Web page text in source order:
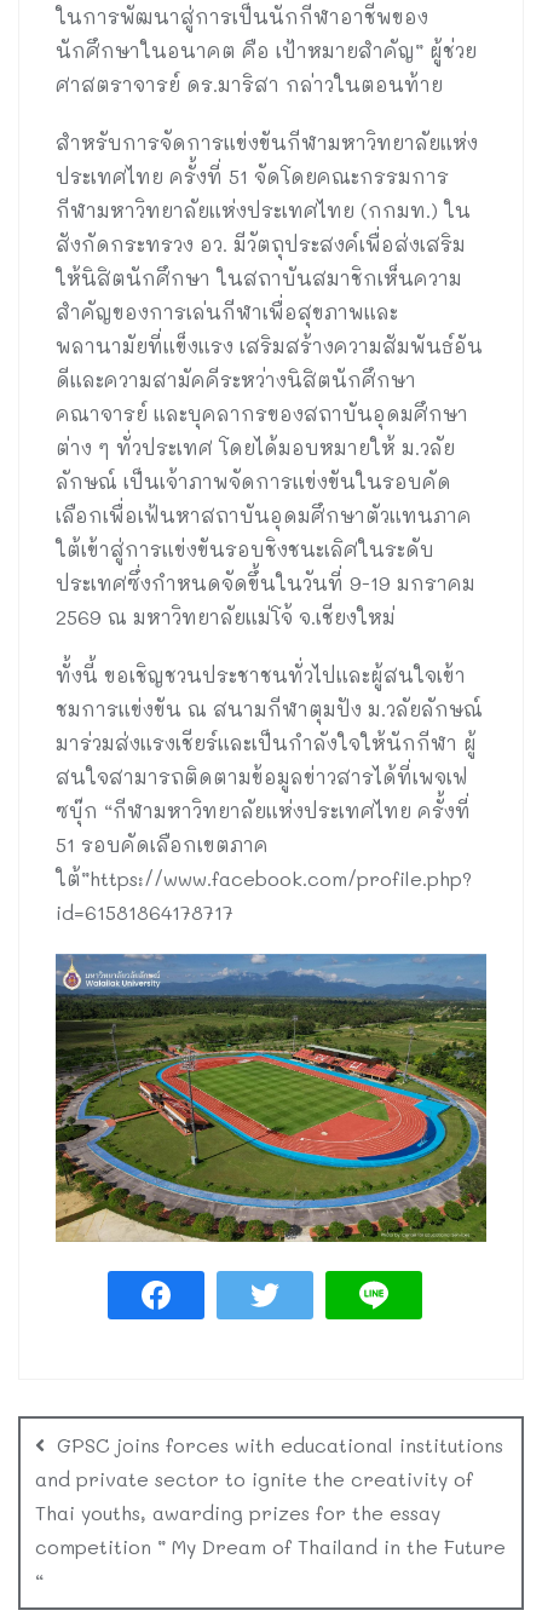
ในการพัฒนาสู่การเป็นนักกีฬาอาชีพของ
นักศึกษาในอนาคต คือ เป้าหมายสำคัญ” ผู้ช่วย
ศาสตราจารย์ ดร.มาริสา กล่าวในตอนท้าย
สำหรับการจัดการแข่งขันกีฬามหาวิทยาลัยแห่ง
ประเทศไทย ครั้งที่ 51 จัดโดยคณะกรรมการ
กีฬามหาวิทยาลัยแห่งประเทศไทย (กกมท.) ใน
สังกัดกระทรวง อว. มีวัตถุประสงค์เพื่อส่งเสริม
ให้นิสิตนักศึกษา ในสถาบันสมาชิกเห็นความ
สำคัญของการเล่นกีฬาเพื่อสุขภาพและ
พลานามัยที่แข็งแรง เสริมสร้างความสัมพันธ์อัน
ดีและความสามัคคีระหว่างนิสิตนักศึกษา
คณาจารย์ และบุคลากรของสถาบันอุดมศึกษา
ต่าง ๆ ทั่วประเทศ โดยได้มอบหมายให้ ม.วลัย
ลักษณ์ เป็นเจ้าภาพจัดการแข่งขันในรอบคัด
เลือกเพื่อเฟ้นหาสถาบันอุดมศึกษาตัวแทนภาค
ใต้เข้าสู่การแข่งขันรอบชิงชนะเลิศในระดับ
ประเทศซึ่งกำหนดจัดขึ้นในวันที่ 9-19 มกราคม
2569 ณ มหาวิทยาลัยแม่โจ้ จ.เชียงใหม่
ทั้งนี้ ขอเชิญชวนประชาชนทั่วไปและผู้สนใจเข้า
ชมการแข่งขัน ณ สนามกีฬาตุมปัง ม.วลัยลักษณ์
มาร่วมส่งแรงเชียร์และเป็นกำลังใจให้นักกีฬา ผู้
สนใจสามารถติดตามข้อมูลข่าวสารได้ที่เพจเฟ
ซบุ๊ก “กีฬามหาวิทยาลัยแห่งประเทศไทย ครั้งที่
51 รอบคัดเลือกเขตภาค
ใต้”https://www.facebook.com/profile.php?
id=61581864178717
GPSC joins forces with educational institutions
and private sector to ignite the creativity of
Thai youths, awarding prizes for the essay
competition ” My Dream of Thailand in the Future
“